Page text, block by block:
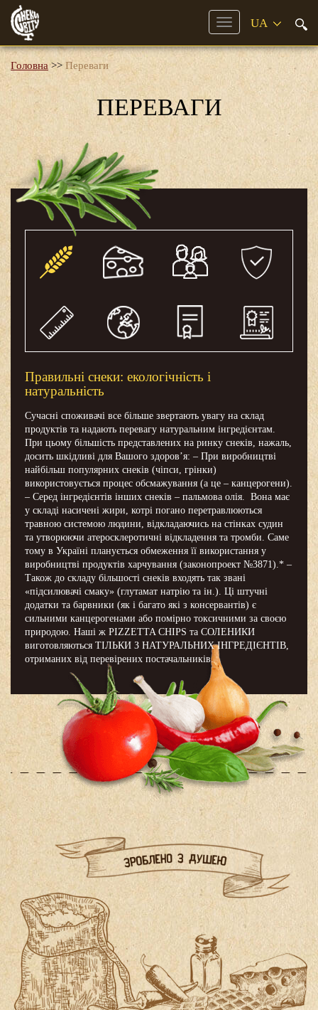
Mobile
Головна>> Переваги
ПЕРЕВАГИ
Правильні снеки: екологічність і
натуральність
Сучасні споживачі все більше звертають увагу на склад
продуктів та надають перевагу натуральним інгредієнтам.
При цьому більшість представлених на ринку снеків, нажаль,
досить шкідливі для Вашого здоров’я: – При виробництві
найбільш популярних снеків (чіпси, грінки)
використовується процес обсмажування (а це – канцерогени).
– Серед інгредієнтів інших снеків – пальмова олія. Вона має
у складі насичені жири, котрі погано перетравлюються
травною системою людини, відкладаючись на стінках судин
та утворюючи атеросклеротичні відкладення та тромби. Саме
тому в Україні планується обмеження її використання у
виробництві продуктів харчування (законопроект №3871).* –
Також до складу більшості снеків входять так звані
«підсилювачі смаку» (глутамат натрію та ін.). Ці штучні
додатки та барвники (як і багато які з консервантів) є
сильними канцерогенами або помірно токсичними за своєю
природою. Наші ж PIZZETTA CHIPS та СОЛЕНИКИ
виготовляються ТІЛЬКИ З НАТУРАЛЬНИХ ІНГРЕДІЄНТІВ,
отриманих від перевірених постачальників.